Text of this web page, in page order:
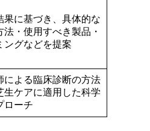
果に基づき、具体的な
法・使用すべき製品・
ングなどを提案
による臨床診断の方法
生ケアに適用した科学
ローチ